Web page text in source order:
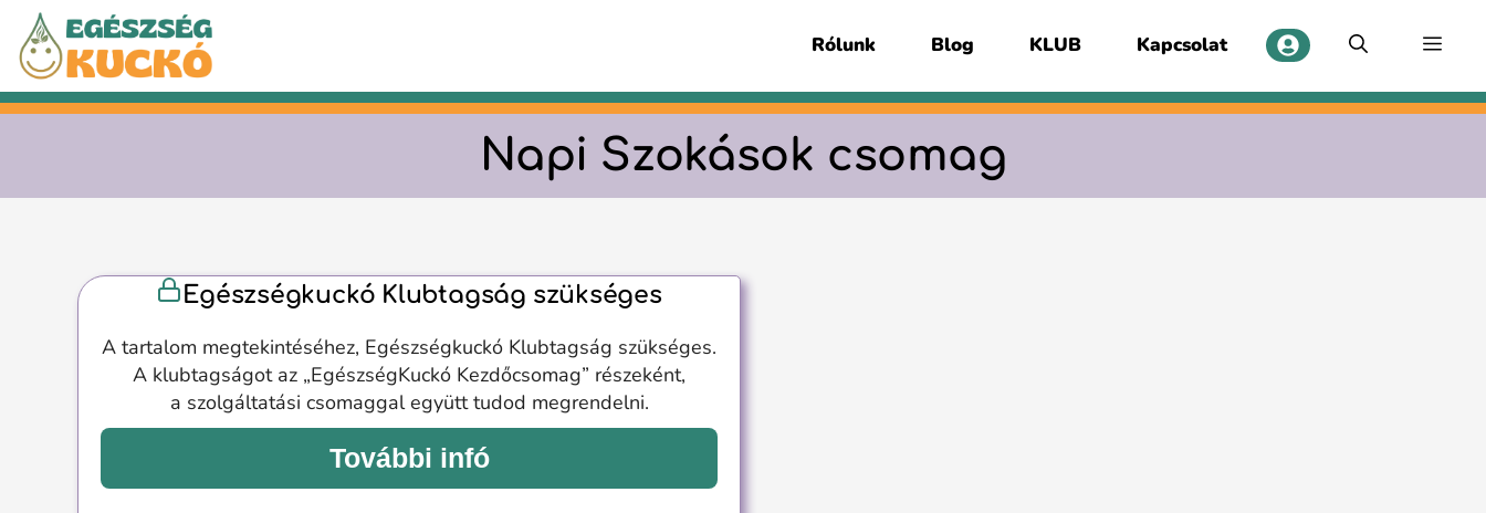
Kilépés
tartalomba
Rólunk Blog KLUB Kapcsolat
Napi Szokások csomag
Egészségkuckó Klubtagság szükséges
A tartalom megtekintéséhez, Egészségkuckó Klubtagság szükséges.
A klubtagságot az „EgészségKuckó Kezdőcsomag” részeként,
a szolgáltatási csomaggal együtt tudod megrendelni.
További infó